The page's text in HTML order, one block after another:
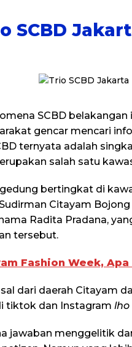
SCBD
SCBD
gencar mencari
ternyata adalah
salah satu
bertingkat di
Citayam Bojong
Radita Pradana,
tersebut.
Fashion Week, Apa
dari daerah Citayam
tiktok dan Instagram lho
jawaban menggelitik